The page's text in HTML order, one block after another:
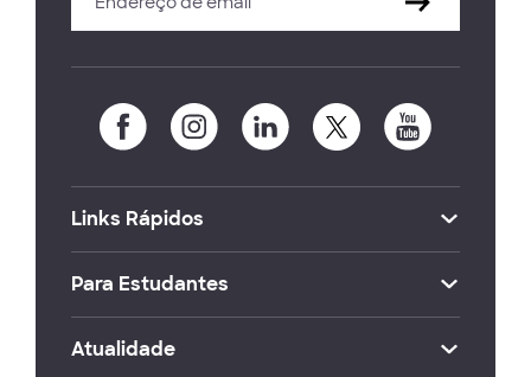
Links Rápidos
Para Estudantes
Atualidade